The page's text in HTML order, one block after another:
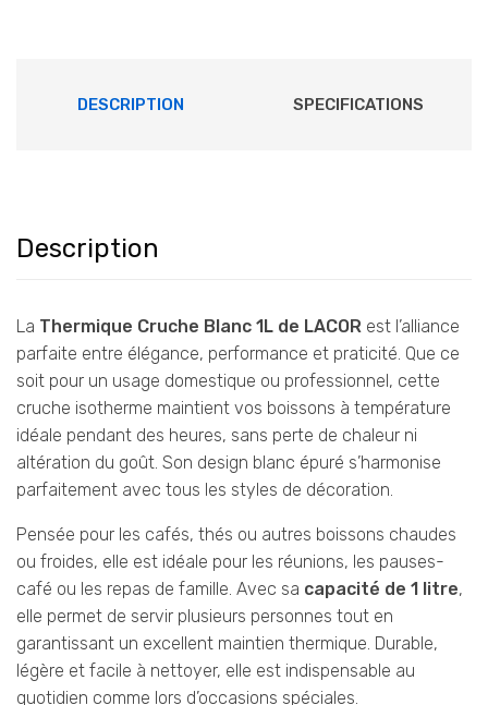
DESCRIPTION SPECIFICATIONS
Description
La Thermique Cruche Blanc 1L de LACOR est l’alliance
parfaite entre élégance, performance et praticité. Que ce
soit pour un usage domestique ou professionnel, cette
cruche isotherme maintient vos boissons à température
idéale pendant des heures, sans perte de chaleur ni
altération du goût. Son design blanc épuré s’harmonise
parfaitement avec tous les styles de décoration.
Pensée pour les cafés, thés ou autres boissons chaudes
ou froides, elle est idéale pour les réunions, les pauses-
café ou les repas de famille. Avec sa capacité de 1 litre,
elle permet de servir plusieurs personnes tout en
garantissant un excellent maintien thermique. Durable,
légère et facile à nettoyer, elle est indispensable au
quotidien comme lors d’occasions spéciales.